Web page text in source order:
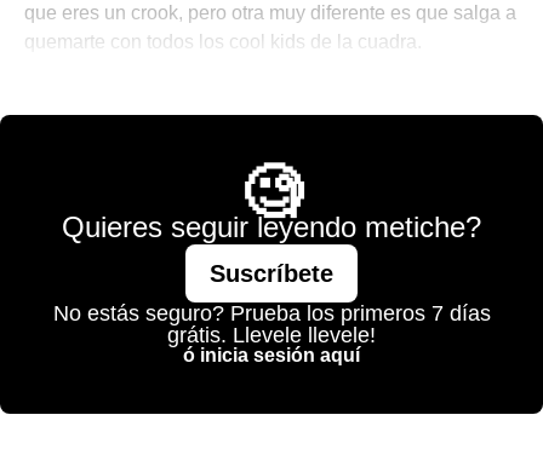
que eres un crook, pero otra muy diferente es que salga a
quemarte con todos los cool kids de la cuadra.
🧐
Quieres seguir leyendo metiche?
Suscríbete
No estás seguro? Prueba los primeros 7 días
grátis. Llevele llevele!
ó inicia sesión aquí